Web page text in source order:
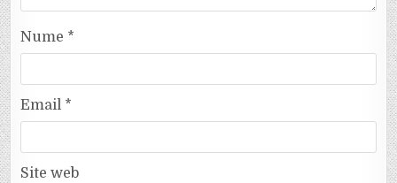
Nume *
Email *
Site web